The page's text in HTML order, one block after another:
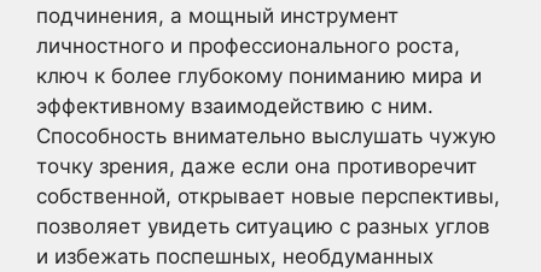
подчинения, а мощный инструмент
личностного и профессионального роста,
ключ к более глубокому пониманию мира и
эффективному взаимодействию с ним.
Способность внимательно выслушать чужую
точку зрения, даже если она противоречит
собственной, открывает новые перспективы,
позволяет увидеть ситуацию с разных углов
и избежать поспешных, необдуманных